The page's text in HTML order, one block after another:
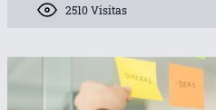
2510 Visitas